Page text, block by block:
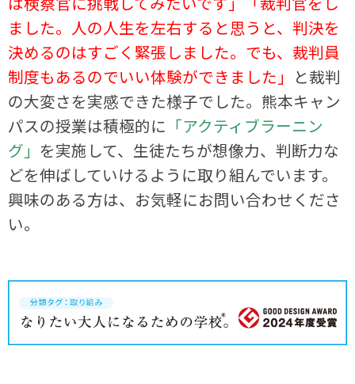
ました。人の人生を左右すると思うと、判決を
決めるのはすごく緊張しました。でも、裁判員
制度もあるのでいい体験ができました」 と裁判
の大変さを実感できた様子でした。熊本キャン
パスの授業は積極的に 「アクティブラーニン
グ」 を実施して、生徒たちが想像力、判断力な
どを伸ばしていけるように取り組んでいます。
興味のある方は、お気軽にお問い合わせくださ
い。